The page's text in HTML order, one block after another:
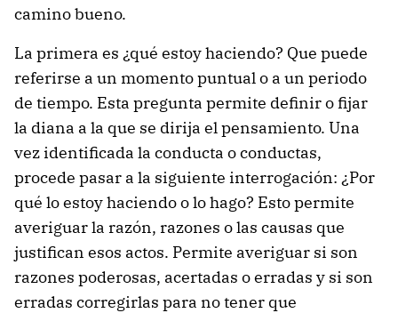
camino bueno.
La primera es ¿qué estoy haciendo? Que puede
referirse a un momento puntual o a un periodo
de tiempo. Esta pregunta permite definir o fijar
la diana a la que se dirija el pensamiento. Una
vez identificada la conducta o conductas,
procede pasar a la siguiente interrogación: ¿Por
qué lo estoy haciendo o lo hago? Esto permite
averiguar la razón, razones o las causas que
justifican esos actos. Permite averiguar si son
razones poderosas, acertadas o erradas y si son
erradas corregirlas para no tener que